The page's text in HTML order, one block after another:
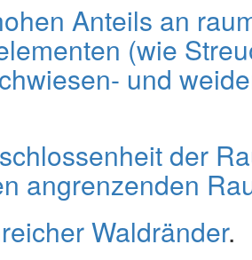
Anteils an
(wie
und
der
angrenzenden
Waldränder.